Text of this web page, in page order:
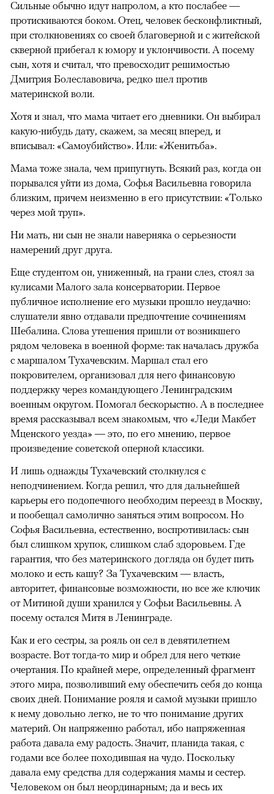
Сильные обычно идут напролом, а кто послабее —
протискиваются боком. Отец, человек бесконфликтный,
при столкновениях со своей благоверной и с житейской
скверной прибегал к юмору и уклончивости. А посему
сын, хотя и считал, что превосходит решимостью
Дмитрия Болеславовича, редко шел против
материнской воли.
Хотя и знал, что мама читает его дневники. Он выбирал
какую-нибудь дату, скажем, за месяц вперед, и
вписывал: «Самоубийство». Или: «Женитьба».
Мама тоже знала, чем припугнуть. Всякий раз, когда он
порывался уйти из дома, Софья Васильевна говорила
близким, причем неизменно в его присутствии: «Только
через мой труп».
Ни мать, ни сын не знали наверняка о серьезности
намерений друг друга.
Еще студентом он, униженный, на грани слез, стоял за
кулисами Малого зала консерватории. Первое
публичное исполнение его музыки прошло неудачно:
слушатели явно отдавали предпочтение сочинениям
Шебалина. Слова утешения пришли от возникшего
рядом человека в военной форме: так началась дружба
с маршалом Тухачевским. Маршал стал его
покровителем, организовал для него финансовую
поддержку через командующего Ленинградским
военным округом. Помогал бескорыстно. А в последнее
время рассказывал всем знакомым, что «Леди Макбет
Мценского уезда» — это, по его мнению, первое
произведение советской оперной классики.
И лишь однажды Тухачевский столкнулся с
неподчинением. Когда решил, что для дальнейшей
карьеры его подопечного необходим переезд в Москву,
и пообещал самолично заняться этим вопросом. Но
Софья Васильевна, естественно, воспротивилась: сын
был слишком хрупок, слишком слаб здоровьем. Где
гарантия, что без материнского догляда он будет пить
молоко и есть кашу? За Тухачевским — власть,
авторитет, финансовые возможности, но все же ключик
от Митиной души хранился у Софьи Васильевны. А
посему остался Митя в Ленинграде.
Как и его сестры, за рояль он сел в девятилетнем
возрасте. Вот тогда-то мир и обрел для него четкие
очертания. По крайней мере, определенный фрагмент
этого мира, позволивший ему обеспечить себя до конца
своих дней. Понимание рояля и самой музыки пришло
к нему довольно легко, не то что понимание других
материй. Он напряженно работал, ибо напряженная
работа давала ему радость. Значит, планида такая, с
годами все более походившая на чудо. Поскольку
давала ему средства для содержания мамы и сестер.
Человеком он был неординарным; да и весь их